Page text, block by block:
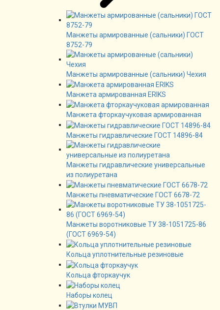
Манжеты армированные (сальники) ГОСТ
8752-79
Манжеты армированные (сальники) Чехия
Манжета армированная ERIKS
Манжета фторкаучуковая армированная
Манжеты гидравлические ГОСТ 14896-84
Манжеты гидравлические универсальные
из полиуретана
Манжеты пневматические ГОСТ 6678-72
Манжеты воротниковые ТУ 38-1051725-86
(ГОСТ 6969-54)
Кольца уплотнительные резиновые
Кольца фторкаучук
Наборы колец